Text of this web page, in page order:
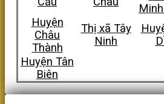
Huyện
Châu
Thành
Thị xã Tây
Ninh
Huyện Tân
Biên